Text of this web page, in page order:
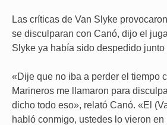
Las críticas de Van Slyke
se disculparan con Canó, dijo el
Slyke ya había sido despedido junto
«Dije que no iba a perder el tiempo
Marineros me llamaron para
dicho todo eso», relató Canó. «El
habló conmigo, ustedes lo vieron